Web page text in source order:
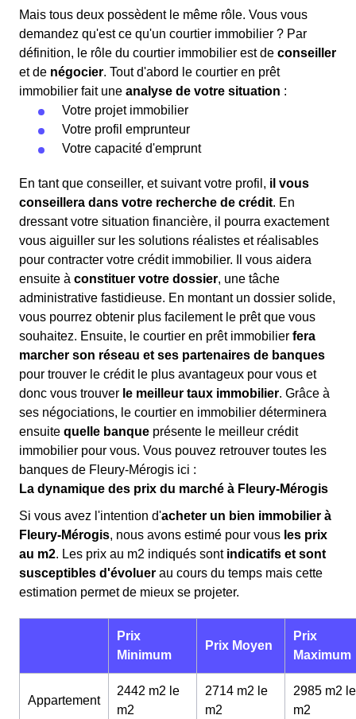
Mais tous deux possèdent le même rôle. Vous vous
demandez qu'est ce qu'un courtier immobilier ? Par
définition, le rôle du courtier immobilier est de conseiller
et de négocier. Tout d'abord le courtier en prêt
immobilier fait une analyse de votre situation :
Votre projet immobilier
Votre profil emprunteur
Votre capacité d'emprunt
En tant que conseiller, et suivant votre profil, il vous
conseillera dans votre recherche de crédit. En
dressant votre situation financière, il pourra exactement
vous aiguiller sur les solutions réalistes et réalisables
pour contracter votre crédit immobilier. Il vous aidera
ensuite à constituer votre dossier, une tâche
administrative fastidieuse. En montant un dossier solide,
vous pourrez obtenir plus facilement le prêt que vous
souhaitez. Ensuite, le courtier en prêt immobilier fera
marcher son réseau et ses partenaires de banques
pour trouver le crédit le plus avantageux pour vous et
donc vous trouver le meilleur taux immobilier. Grâce à
ses négociations, le courtier en immobilier déterminera
ensuite quelle banque présente le meilleur crédit
immobilier pour vous. Vous pouvez retrouver toutes les
banques de Fleury-Mérogis ici :
La dynamique des prix du marché à Fleury-Mérogis
Si vous avez l'intention d'acheter un bien immobilier à
Fleury-Mérogis, nous avons estimé pour vous les prix
au m2. Les prix au m2 indiqués sont indicatifs et sont
susceptibles d'évoluer au cours du temps mais cette
estimation permet de mieux se projeter.
Prix
Minimum
Prix Moyen
Prix
Maximum
Appartement
2442 m2 le
m2
2714 m2 le
m2
2985 m2 le
m2